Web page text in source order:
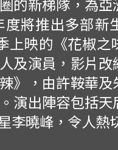
的新梯隊，為亞
將推出多部新
上映的《花椒之
及演員，影片
》，由許鞍華及
演出陣容包括天
李曉峰，令人熱